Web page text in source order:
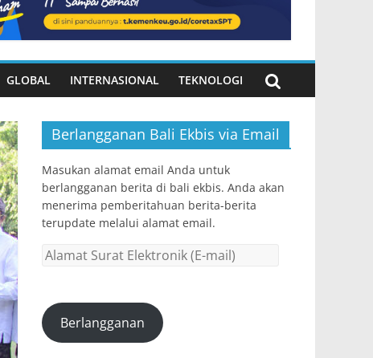
GLOBAL INTERNASIONAL TEKNOLOGI
Berlangganan Bali Ekbis via Email
Masukan alamat email Anda untuk
berlangganan berita di bali ekbis. Anda akan
menerima pemberitahuan berita-berita
terupdate melalui alamat email.
Alamat
(E-
mail)Berlangganan